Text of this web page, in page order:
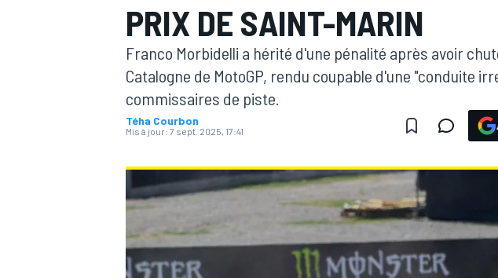
MOTOGP
PRIX DE SAINT-MARIN
Franco Morbidelli a hérité d'une pénalité après avoir
Catalogne de MotoGP, rendu coupable d'une "conduite
commissaires de piste.
Téha Courbon
Mis à jour: 7 sept. 2025, 17:41